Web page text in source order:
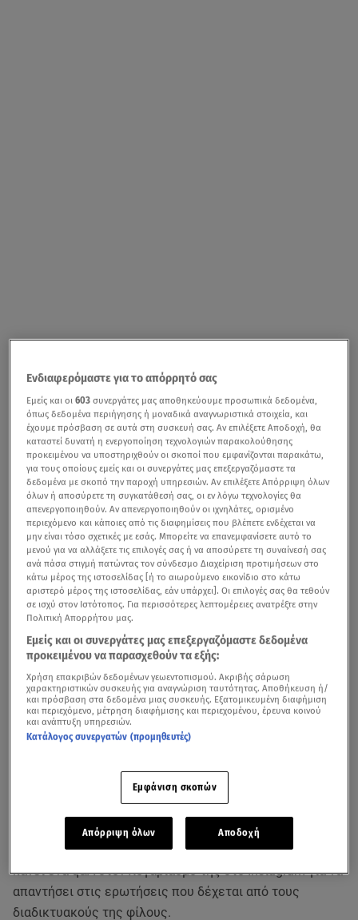
Βρισηίδα Ανδριώτου, σήμερα, Τρίτη 21/1 αποφάσισε να
κάνει ένα q&A στον λογαριασμό της στο Instagram για να
απαντήσει στις ερωτήσεις που δέχεται από τους
διαδικτυακούς της φίλους.
Ενδιαφερόμαστε για το απόρρητό σας
Εμείς και οι603 συνεργάτες μας αποθηκεύουμε προσωπικά δεδομένα,
όπως δεδομένα περιήγησης ή μοναδικά αναγνωριστικά στοιχεία, και
έχουμε πρόσβαση σε αυτά στη συσκευή σας. Αν επιλέξετε Αποδοχή, θα
καταστεί δυνατή η ενεργοποίηση τεχνολογιών παρακολούθησης
προκειμένου να υποστηριχθούν οι σκοποί που εμφανίζονται παρακάτω,
για τους οποίους εμείς και οι συνεργάτες μας επεξεργαζόμαστε τα
δεδομένα με σκοπό την παροχή υπηρεσιών. Αν επιλέξετε Απόρριψη όλων
όλων ή αποσύρετε τη συγκατάθεσή σας, οι εν λόγω τεχνολογίες θα
απενεργοποιηθούν. Αν απενεργοποιηθούν οι ιχνηλάτες, ορισμένο
περιεχόμενο και κάποιες από τις διαφημίσεις που βλέπετε ενδέχεται να
μην είναι τόσο σχετικές με εσάς. Μπορείτε να επανεμφανίσετε αυτό το
μενού για να αλλάξετε τις επιλογές σας ή να αποσύρετε τη συναίνεσή σας
ανά πάσα στιγμή πατώντας τον σύνδεσμο Διαχείριση προτιμήσεων στο
κάτω μέρος της ιστοσελίδας [ή το αιωρούμενο εικονίδιο στο κάτω
αριστερό μέρος της ιστοσελίδας, εάν υπάρχει]. Οι επιλογές σας θα τεθούν
σε ισχύ στον Ιστότοπος. Για περισσότερες λεπτομέρειες ανατρέξτε στην
Πολιτική Απορρήτου μας.
Εμείς και οι συνεργάτες μας επεξεργαζόμαστε δεδομένα
προκειμένου να παρασχεθούν τα εξής:
Χρήση επακριβών δεδομένων γεωεντοπισμού. Ακριβής σάρωση
χαρακτηριστικών συσκευής για αναγνώριση ταυτότητας. Αποθήκευση ή/
και πρόσβαση στα δεδομένα μιας συσκευής. Εξατομικευμένη διαφήμιση
και περιεχόμενο, μέτρηση διαφήμισης και περιεχομένου, έρευνα κοινού
και ανάπτυξη υπηρεσιών.
Κατάλογος συνεργατών (προμηθευτές)
Εμφάνιση σκοπών
Απόρριψη όλων Αποδοχή